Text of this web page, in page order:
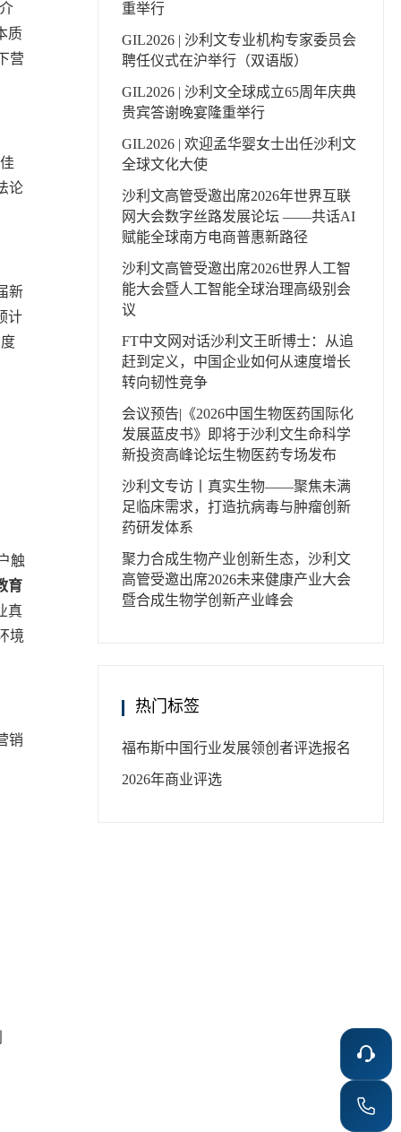
质
营
论
新
计
触
育
真
境
销
重举行
GIL2026 | 沙利文专业机构专家委员会
聘任仪式在沪举行（双语版）
GIL2026 | 沙利文全球成立65周年庆典
贵宾答谢晚宴隆重举行
GIL2026 | 欢迎孟华婴女士出任沙利文
全球文化大使
沙利文高管受邀出席2026年世界互联
网大会数字丝路发展论坛 ——共话AI
赋能全球南方电商普惠新路径
沙利文高管受邀出席2026世界人工智
能大会暨人工智能全球治理高级别会
议
FT中文网对话沙利文王昕博士：从追
赶到定义，中国企业如何从速度增长
转向韧性竞争
会议预告|《2026中国生物医药国际化
发展蓝皮书》即将于沙利文生命科学
新投资高峰论坛生物医药专场发布
沙利文专访丨真实生物——聚焦未满
足临床需求，打造抗病毒与肿瘤创新
药研发体系
聚力合成生物产业创新生态，沙利文
高管受邀出席2026未来健康产业大会
暨合成生物学创新产业峰会
热门标签
福布斯中国行业发展领创者评选报名
2026年商业评选